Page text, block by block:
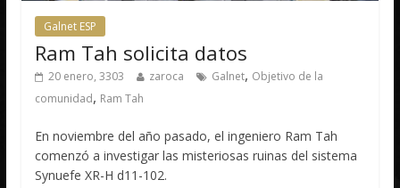
Galnet ESP
Ram Tah solicita datos
20 enero, 3303 zaroca Galnet, Objetivo de la
comunidad, Ram Tah
En noviembre del año pasado, el ingeniero Ram Tah
comenzó a investigar las misteriosas ruinas del sistema
Synuefe XR-H d11-102.